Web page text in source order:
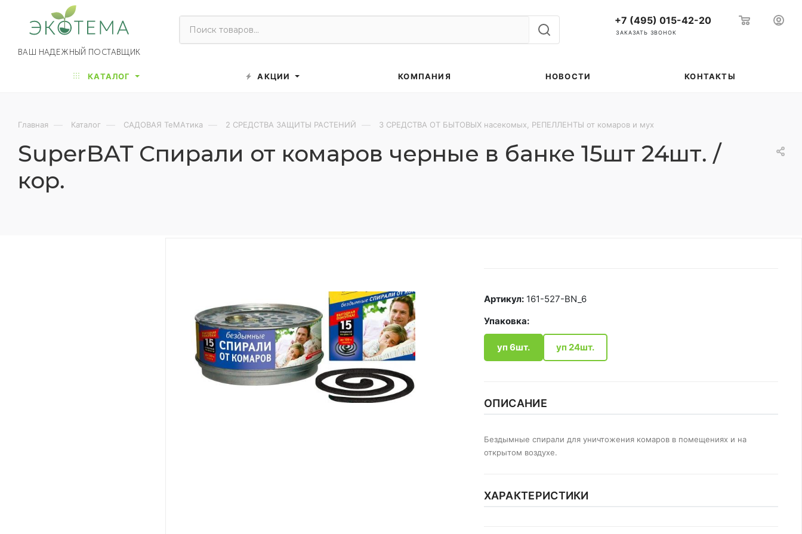
ВАШ НАДЕЖНЫЙ ПОСТАВЩИК
+7 (495) 015-42-20
ЗАКАЗАТЬ ЗВОНОК
КАТАЛОГ АКЦИИ КОМПАНИЯ НОВОСТИ КОНТАКТЫ
Главная — Каталог — САДОВАЯ ТеМАтика — 2 СРЕДСТВА ЗАЩИТЫ РАСТЕНИЙ — 3 СРЕДСТВА ОТ БЫТОВЫХ насекомых, РЕПЕЛЛЕНТЫ от комаров и мух
SuperBAT Спирали от комаров черные в банке 15шт 24шт. /
кор.
Артикул: 161-527-BN_6
Упаковка:
уп 6шт. уп 24шт.
ОПИСАНИЕ
Бездымные спирали для уничтожения комаров в помещениях и на
открытом воздухе.
ХАРАКТЕРИСТИКИ